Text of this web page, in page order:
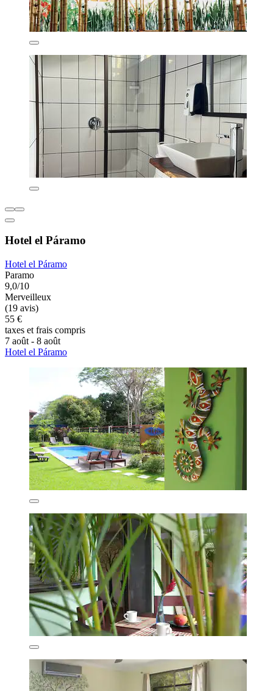
Hotel el Páramo
Hotel el Páramo
Paramo
9,0/10
Merveilleux
(19 avis)
55 €
taxes et frais compris
7 août - 8 août
Hotel el Páramo